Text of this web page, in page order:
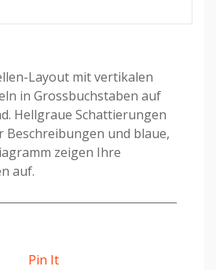
Layout mit vertikalen
in Grossbuchstaben auf
Hellgraue Schattierungen
Beschreibungen und blaue,
zeigen Ihre
auf.
Pin It